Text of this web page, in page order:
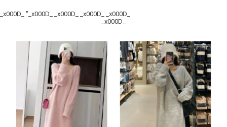
_x000D_ "_x000D_ _x000D_ _x000D_ _x000D_
_x000D_